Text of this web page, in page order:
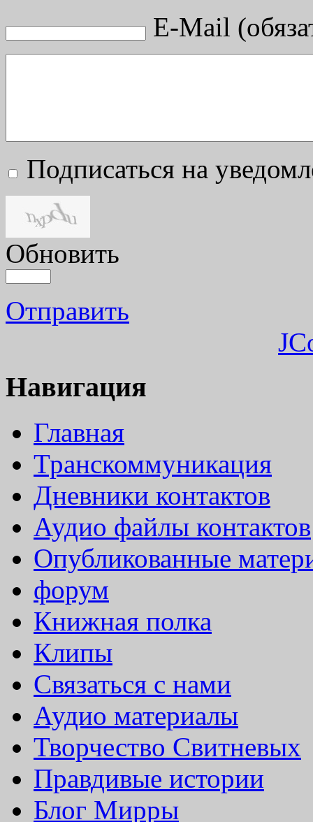
E-Mail
Подписаться на
Обновить
Отправить
Навигация
Главная
Транскоммуникация
Дневники контактов
Аудио файлы контактов
Опубликованные
форум
Книжная полка
Клипы
Связаться с нами
Аудио материалы
Творчество Свитневых
Правдивые истории
Блог Мирры